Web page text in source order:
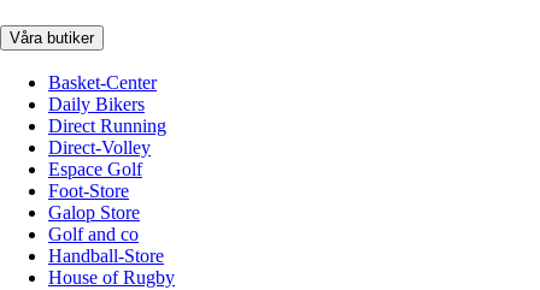
Våra butiker
Basket-Center
Daily Bikers
Direct Running
Direct-Volley
Espace Golf
Foot-Store
Galop Store
Golf and co
Handball-Store
House of Rugby